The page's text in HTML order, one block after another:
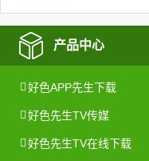
产品中心
好色APP先生下载
好色先生TV传媒
好色先生TV在线下载